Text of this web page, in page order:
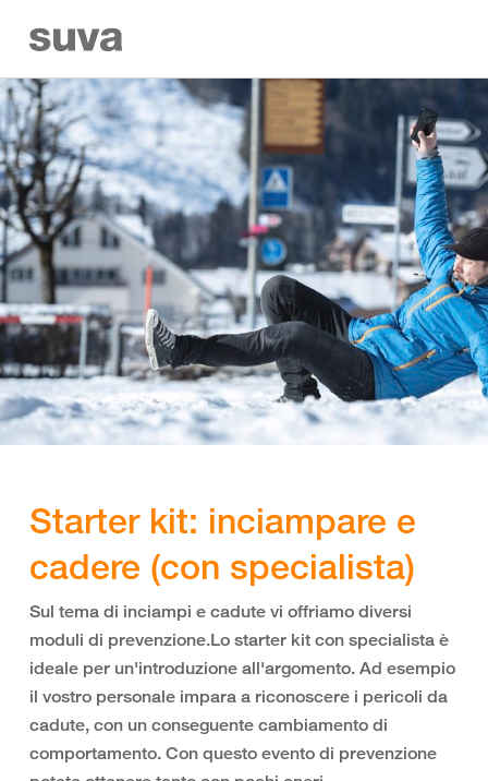
Starter kit: inciampare e
cadere (con specialista)
Sul tema di inciampi e cadute vi offriamo diversi
moduli di prevenzione.Lo starter kit con specialista è
ideale per un'introduzione all'argomento. Ad esempio
il vostro personale impara a riconoscere i pericoli da
cadute, con un conseguente cambiamento di
comportamento. Con questo evento di prevenzione